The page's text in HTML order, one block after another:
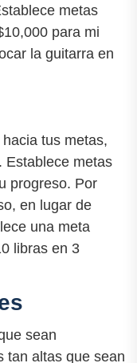
metas
para mi
la guitarra en
tus metas,
Establece metas
progreso. Por
en lugar de
una meta
libras en 3
sean
tan altas que sean